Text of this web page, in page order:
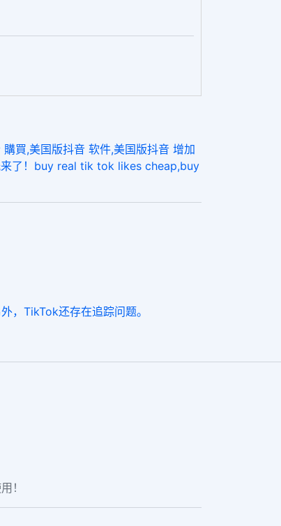
買,美国版抖音 软件,美国版抖音 增加
来了！buy real tik tok likes cheap,buy
，TikTok还存在追踪问题。
！